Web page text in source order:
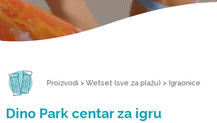
Proizvodi >Wetset (sve za plažu) > Igraonice
Dino Park centar za igru